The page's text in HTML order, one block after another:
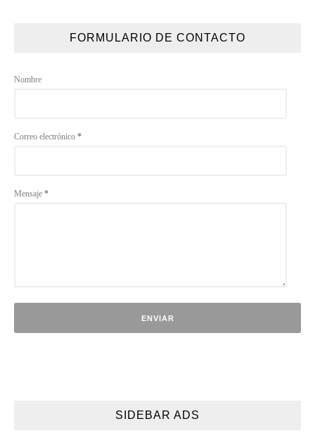
FORMULARIO DE CONTACTO
Nombre
Correo electrónico *
Mensaje *
SIDEBAR ADS